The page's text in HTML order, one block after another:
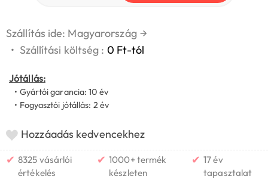
Szállítás ide: Magyarország →
• Szállítási költség : 0 Ft-tól
Jótállás:
• Gyártói garancia: 10 év
• Fogyasztói jótállás: 2 év
Hozzáadás kedvencekhez
✔ 8325 vásárlói
értékelés
✔ 1000+ termék
készleten
✔ 17 év
tapasztalat